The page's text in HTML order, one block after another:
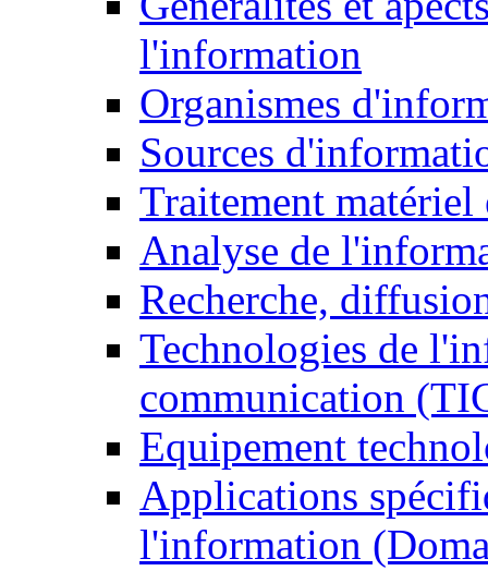
l'information
Organismes
Sources
Traitement matériel
Analyse de
Recherche,
Technologies de
communication
Equipement
Applications
l'information